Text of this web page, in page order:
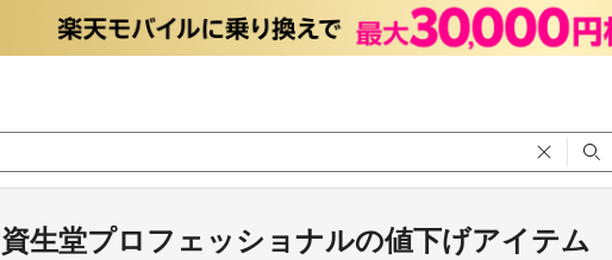
資生堂プロフェッショナルの値下げアイテム